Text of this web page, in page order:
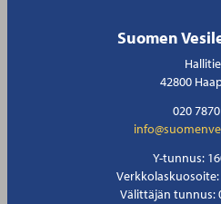
Suomen
42800
020
Y-tunnus:
Verkkolaskuosoite:
Välittäjän tunnus: